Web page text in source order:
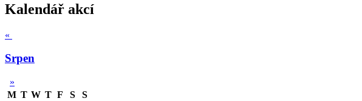
Kalendář akcí
«
Srpen
»
M T W T F S
S